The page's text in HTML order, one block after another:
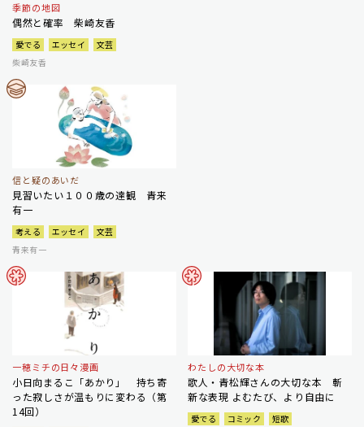
季節の地図
偶然と確率 柴崎友香
愛でる エッセイ
文芸
柴崎友香
信と疑のあいだ
見習いたい１００歳の達観 青来
有一
考える エッセイ
文芸
青来有一
一穂ミチの日々漫画
小日向まるこ「あかり」 持ち寄
った寂しさが温もりに変わる（第
14回）
わたしの大切な本
歌人・青松輝さんの大切な本 斬
新な表現 よむたび、より自由に
愛でる コミック 短歌